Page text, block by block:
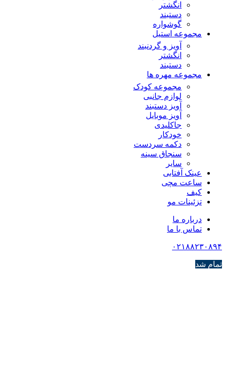
انگشتر
دستبند
گوشواره
مجموعه استیل
آویز و گردنبند
انگشتر
دستبند
مجموعه مهره ها
مجموعه کودک
لوازم جانبی
آویز دستبند
آویز موبایل
جاکلیدی
خودکار
دکمه سردست
سنجاق سینه
سایر
عینک آفتابی
ساعت مچی
کیف
تزئینات مو
درباره ما
تماس با ما
۰۲۱۸۸۲۳۰۸۹۴
تمام شد